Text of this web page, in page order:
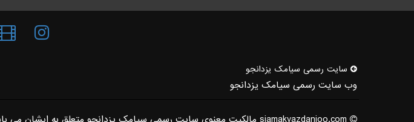
سایت رسمی سیامك یزدانجو
وب سایت رسمی سیامک یزدانجو